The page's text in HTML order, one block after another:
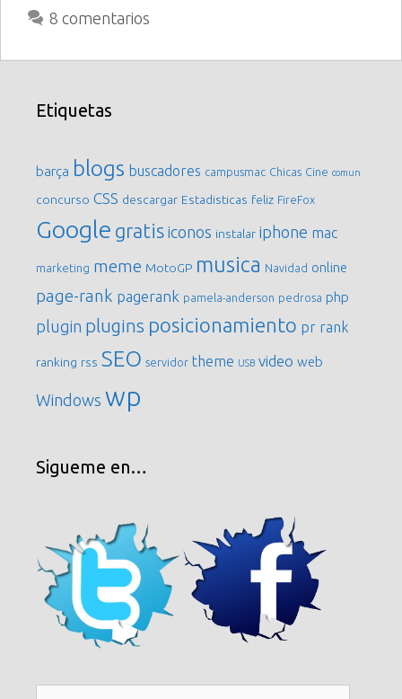
8 comentarios
Etiquetas
barça blogs buscadores campusmac Chicas Cine comun
concurso CSS descargar Estadisticas feliz FireFox
Google gratis iconos instalar iphone mac
marketing meme MotoGP musica Navidad online
page-rank pagerank pamela-anderson pedrosa php
plugin plugins posicionamiento pr rank
ranking rss SEO servidor theme USB video web
Windows wp
Sigueme en…